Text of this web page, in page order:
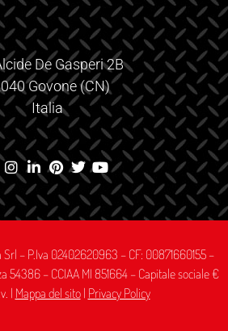
De Gasperi 2B
Govone (CN)
Italia
– P.Iva 02402620963 – CF: 00871660155 –
54386 – CCIAA MI 851664 – Capitale sociale €
| Mappa del sito| Privacy Policy